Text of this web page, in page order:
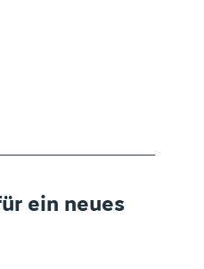
ein neues